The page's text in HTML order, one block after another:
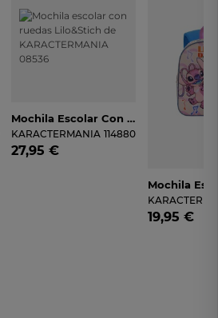
Mochila Escolar Con Ruedas Lilo&Stich De KARACTERMANIA 08536
KARACTERMANIA 114880
27,95 €
19,95 €